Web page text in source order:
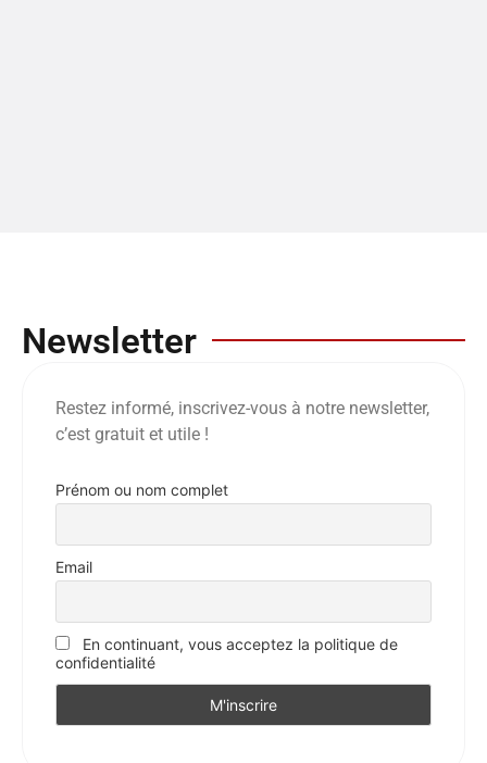
Newsletter
Restez informé, inscrivez-vous à notre newsletter,
c’est gratuit et utile !
Prénom ou nom complet
Email
En continuant, vous acceptez la politique de
confidentialité